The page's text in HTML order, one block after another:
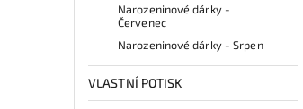
Narozeninové dárky -
Červenec
Narozeninové dárky - Srpen
VLASTNÍ POTISK